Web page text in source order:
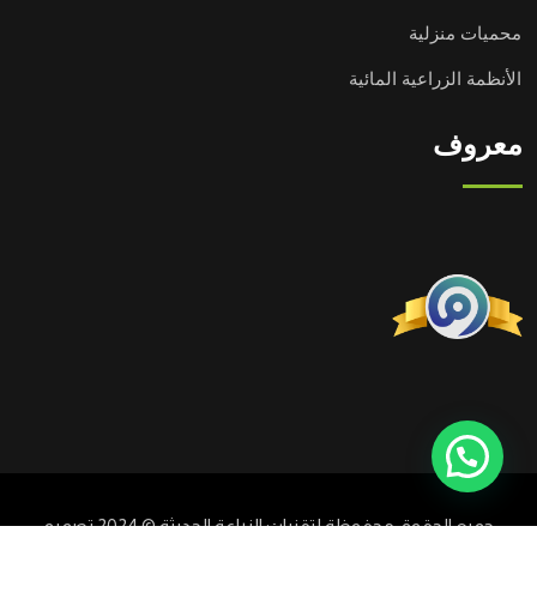
محميات منزلية
الأنظمة الزراعية المائية
معروف
جميع الحقوق محفوظة لتقنيات الزراعة الحديثة © 2024 تصميم